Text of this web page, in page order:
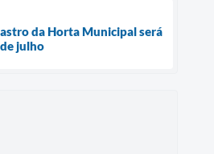
da Horta Municipal será
julho